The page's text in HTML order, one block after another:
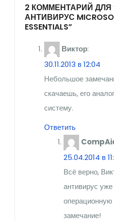
2 КОММЕНТАРИЙ
АНТИВИРУС
ESSENTIALS”
Виктор:
30.11.2013 в 12:04
Небольшое
скачаешь, его
систему.
Ответить
25.04.2014 в
Всё верно,
антивирус
замечание!